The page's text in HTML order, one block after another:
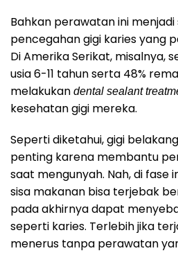
Bahkan perawatan ini
pencegahan gigi karies yang
Di Amerika Serikat, misalnya,
usia 6-11 tahun serta 48%
melakukan dental sealant
kesehatan gigi mereka.
Seperti diketahui, gigi
penting karena membantu
saat mengunyah. Nah, di fase
sisa makanan bisa terjebak
pada akhirnya dapat
seperti karies. Terlebih jika
menerus tanpa perawatan